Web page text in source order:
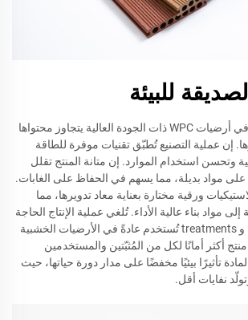
للبيئة
الوعي البيئي المتأصل في أرضيات WPC ذات الجودة العالية يتجاوز محتواها
إن عملية التصنيع تُطبّق تقنيات موفرة للطاقة
وتحسن استخدام الموارد. إن متانة المنتج تقلل
مواد بديلة، مما يسهم في الحفاظ على الغابات.
ورقية مختارة بعناية معاد تدويرها، مما
مواد بناء عالية الأداء. تُلغي عملية الإنتاج الحاجة
إلى مواد حافظة سامة و treatments تُستخدم عادةً في الأرضيات الخشبية
منتج أكثر أمانًا لكل من المُثبّتين والمستخدمين
تأثيرًا بيئيًا مخفضًا على مدار دورة حياتها، حيث
نفايات أقل.